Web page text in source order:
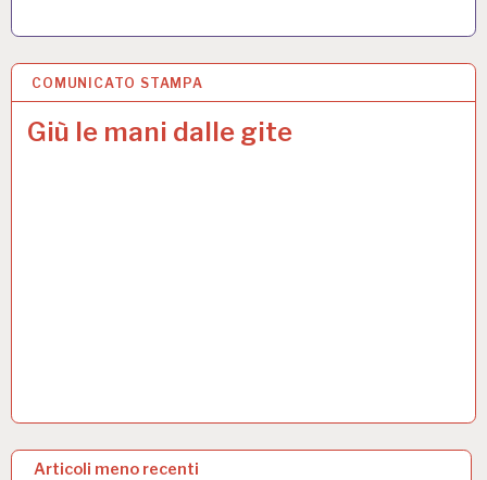
COMUNICATO STAMPA
Giù le mani dalle gite
22 NOV 2024
NArticoli meno recenti